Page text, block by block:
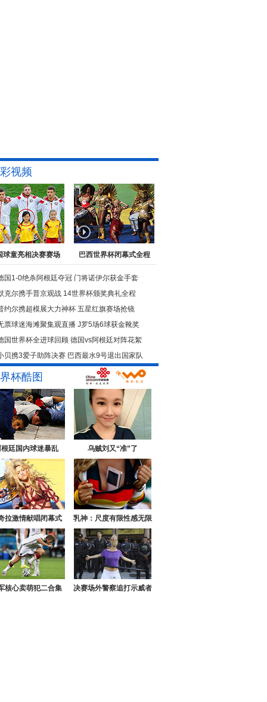
视频
球童亮相决赛赛场 巴西世界杯闭幕式全程
国1-0绝杀阿根廷夺冠 门将诺伊尔获金手套
克尔携手普京观战 14世界杯颁奖典礼全程
约尔携超模展大力神杯 五星红旗赛场抢镜
票球迷海滩聚集观直播 J罗5场6球获金靴奖
国世界杯全进球回顾 德国vs阿根廷对阵花絮
贝携3爱子助阵决赛 巴西最水9号退出国家队
杯酷图
廷国内球迷暴乱 乌贼刘又“准”了
拉激情献唱闭幕式 乳神：尺度有限性感无限
核心卖萌犯二合集 决赛场外警察追打示威者